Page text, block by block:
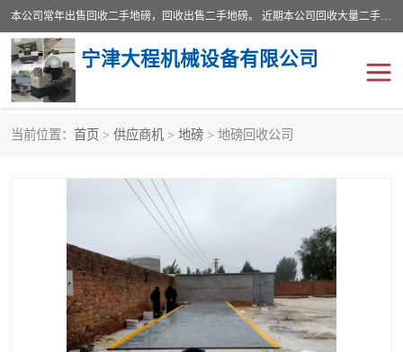
本公司常年出售回收二手地磅，回收出售二手地磅。 近期本公司回收大量二手地磅，型号齐全，宽度从2米到3.5米，长度5米到25米，承重吨位从10到200吨，成色7—9成新。 ? 使用年限6个月至2年，产品来源于个人闲置品，工矿企业停用品，因小换大而来。 精准度和新的一样， 二手地磅是内行人的选择，打个电话就省钱朋友您好等什么
宁津大程机械设备有限公司
当前位置： 首页 > 供应商机 > 地磅 > 地磅回收公司
烘干机
装载机电子秤 输送机
半自动输送机 全自动输送机